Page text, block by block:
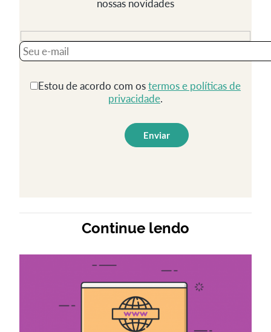
nossas novidades
Estou de acordo com ostermos e políticas de
privacidade.
Continue lendo